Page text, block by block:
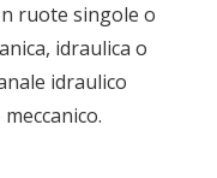
ruote singole o
idraulica o
idraulico